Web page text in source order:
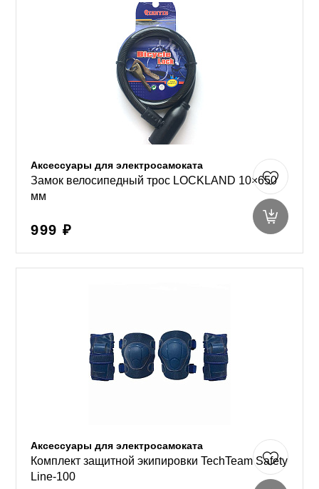
Аксессуары для электросамоката
Замок велосипедный трос LOCKLAND 10×650
мм
999 ₽
Аксессуары для электросамоката
Комплект защитной экипировки TechTeam Safety
Line-100